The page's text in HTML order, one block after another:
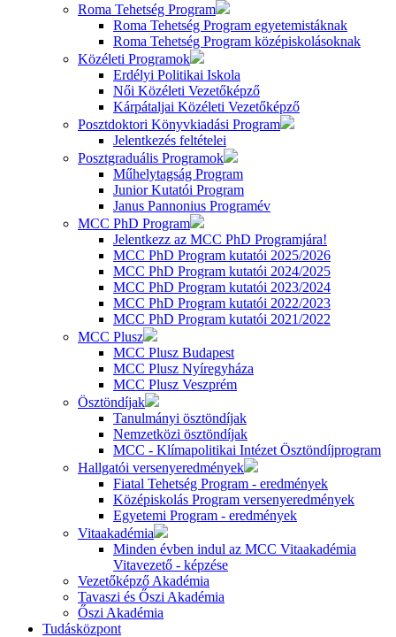
Roma Tehetség Program
Roma Tehetség Program egyetemistáknak
Roma Tehetség Program középiskolásoknak
Közéleti Programok
Erdélyi Politikai Iskola
Női Közéleti Vezetőképző
Kárpátaljai Közéleti Vezetőképző
Posztdoktori Könyvkiadási Program
Jelentkezés feltételei
Posztgraduális Programok
Műhelytagság Program
Junior Kutatói Program
Janus Pannonius Programév
MCC PhD Program
Jelentkezz az MCC PhD Programjára!
MCC PhD Program kutatói 2025/2026
MCC PhD Program kutatói 2024/2025
MCC PhD Program kutatói 2023/2024
MCC PhD Program kutatói 2022/2023
MCC PhD Program kutatói 2021/2022
MCC Plusz
MCC Plusz Budapest
MCC Plusz Nyíregyháza
MCC Plusz Veszprém
Ösztöndíjak
Tanulmányi ösztöndíjak
Nemzetközi ösztöndíjak
MCC - Klímapolitikai Intézet Ösztöndíjprogram
Hallgatói versenyeredmények
Fiatal Tehetség Program - eredmények
Középiskolás Program versenyeredmények
Egyetemi Program - eredmények
Vitaakadémia
Minden évben indul az MCC Vitaakadémia
Vitavezető - képzése
Vezetőképző Akadémia
Tavaszi és Őszi Akadémia
Őszi Akadémia
Tudásközpont